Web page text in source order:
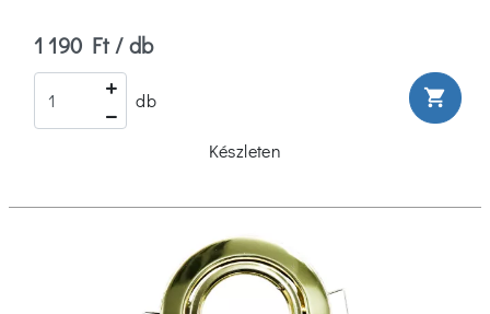
1 190 Ft / db
db shopping_cart
Készleten